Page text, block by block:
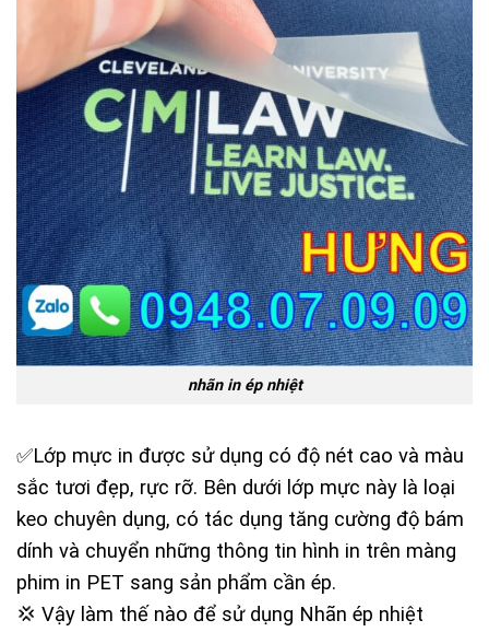
nhãn in ép nhiệt
✅Lớp mực in được sử dụng có độ nét cao và màu
sắc tươi đẹp, rực rỡ. Bên dưới lớp mực này là loại
keo chuyên dụng, có tác dụng tăng cường độ bám
dính và chuyển những thông tin hình in trên màng
phim in PET sang sản phẩm cần ép.
💢 Vậy làm thế nào để sử dụng Nhãn ép nhiệt